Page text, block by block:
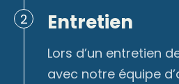
2
Entretien
Lors d’un entretien
avec notre équipe